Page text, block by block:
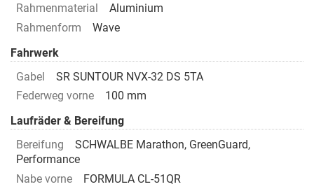
Rahmenmaterial
Aluminium
Rahmenform
Wave
Fahrwerk
Gabel
SR SUNTOUR NVX-32 DS 5TA
Federweg vorne
100 mm
Laufräder & Bereifung
Bereifung
SCHWALBE Marathon, GreenGuard,
Performance
Nabe vorne
FORMULA CL-51QR